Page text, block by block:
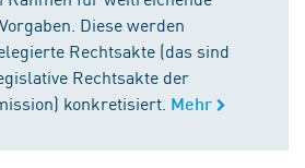
Diese werden
Rechtsakte (das sind
Rechtsakte der
konkretisiert. Mehr